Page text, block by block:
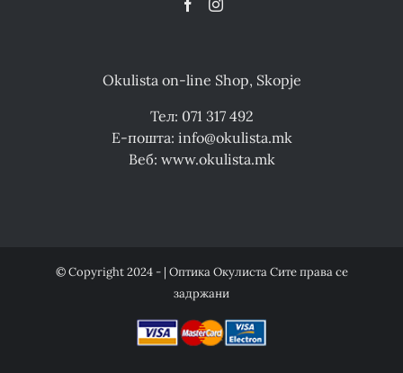
Okulista on-line Shop, Skopje
Тел: 071 317 492
Е-пошта: info@okulista.mk
Веб: www.okulista.mk
© Copyright 2024 - | Оптика Окулиста Сите права се
задржани